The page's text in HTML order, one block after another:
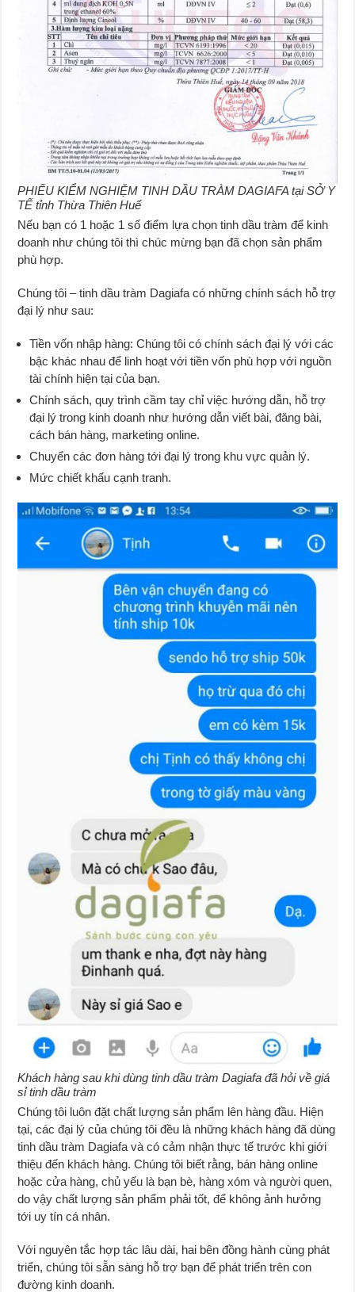
PHIẾU KIỂM NGHIỆM TINH DẦU TRÀM DAGIAFA tại SỞ Y
TẾ tỉnh Thừa Thiên Huế
Nếu bạn có 1 hoặc 1 số điểm lựa chọn tinh dầu tràm để kinh
doanh như chúng tôi thì chúc mừng bạn đã chọn sản phẩm
phù hợp.
Chúng tôi – tinh dầu tràm Dagiafa có những chính sách hỗ trợ
đại lý như sau:
Tiền vốn nhập hàng: Chúng tôi có chính sách đại lý với các
bậc khác nhau để linh hoạt với tiền vốn phù hợp với nguồn
tài chính hiện tại của bạn.
Chính sách, quy trình cầm tay chỉ việc hướng dẫn, hỗ trợ
đại lý trong kinh doanh như hướng dẫn viết bài, đăng bài,
cách bán hàng, marketing online.
Chuyển các đơn hàng tới đại lý trong khu vực quản lý.
Mức chiết khấu cạnh tranh.
Khách hàng sau khi dùng tinh dầu tràm Dagiafa đã hỏi về giá
sỉ tinh dầu tràm
Chúng tôi luôn đặt chất lượng sản phẩm lên hàng đầu. Hiện
tại, các đại lý của chúng tôi đều là những khách hàng đã dùng
tinh dầu tràm Dagiafa và có cảm nhận thực tế trước khi giới
thiệu đến khách hàng. Chúng tôi biết rằng, bán hàng online
hoặc cửa hàng, chủ yếu là bạn bè, hàng xóm và người quen,
do vậy chất lượng sản phẩm phải tốt, để không ảnh hưởng
tới uy tín cá nhân.
Với nguyên tắc hợp tác lâu dài, hai bên đồng hành cùng phát
triển, chúng tôi sẵn sàng hỗ trợ bạn để phát triển trên con
đường kinh doanh.